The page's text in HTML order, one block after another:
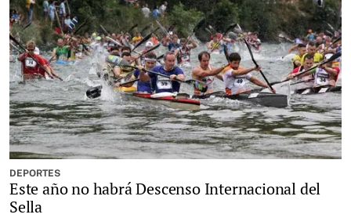
DEPORTES
Este año no habrá Descenso Internacional del
Sella